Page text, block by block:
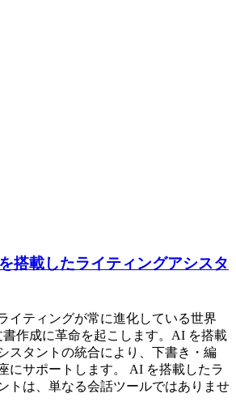
搭載したライティングアシスタ
イティングが常に進化している世界
書作成に革命を起こします。AI を搭載
スタントの統合により、下書き・編
にサポートします。 AI を搭載したラ
トは、単なる会話ツールではありませ